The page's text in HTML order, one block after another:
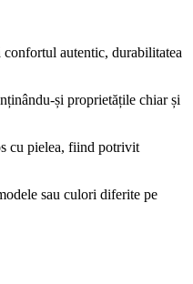
autentic, durabilitatea
și proprietățile chiar și
cu pielea, fiind potrivit
sau culori diferite pe